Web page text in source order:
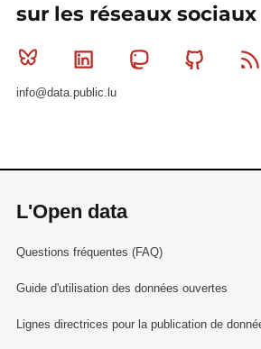
sur les réseaux sociaux
Bluesky Linkedin MastodonGithub
info@data.public.lu
L'Open data
Questions fréquentes (FAQ)
Guide d'utilisation des données ouvertes
Lignes directrices pour la publication de